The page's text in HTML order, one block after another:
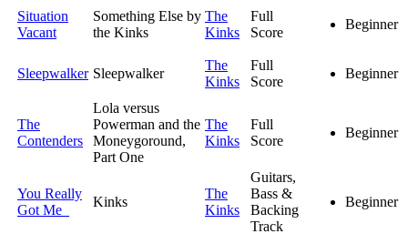
Situation
Vacant
Something Else by
the Kinks
The
Kinks
Full
Score
Beginner
Sleepwalker Sleepwalker
The
Kinks
Full
Score
Beginner
The
Contenders
Lola versus
Powerman and the
Moneygoround,
Part One
The
Kinks
Full
Score
Beginner
You Really
Got Me
Kinks
The
Kinks
Guitars,
Bass &
Backing
Track
Beginner